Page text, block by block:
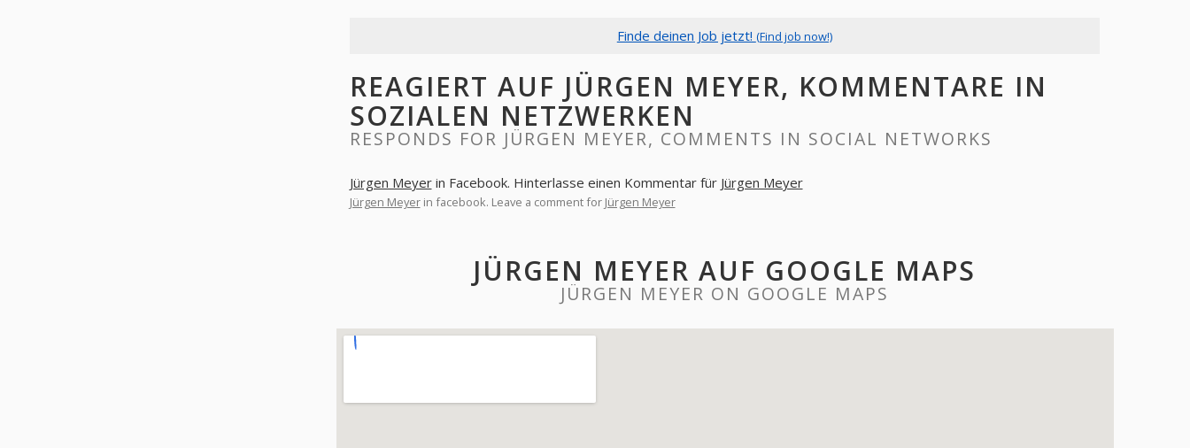
Finde deinen Job jetzt! (Find job now!)
REAGIERT AUF JÜRGEN MEYER, KOMMENTARE IN
SOZIALEN NETZWERKEN
RESPONDS FOR JÜRGEN MEYER, COMMENTS IN SOCIAL NETWORKS
Jürgen Meyerin Facebook. Hinterlasse einen Kommentar für Jürgen Meyer
Jürgen Meyerin facebook. Leave a comment for Jürgen Meyer
JÜRGEN MEYER AUF GOOGLE MAPS
JÜRGEN MEYER ON GOOGLE MAPS